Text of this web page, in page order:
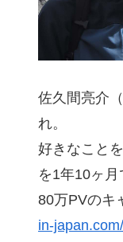
佐久間亮介
れ。
好きなこと
を1年10ヶ
80万PVのキ
in-japan.com/